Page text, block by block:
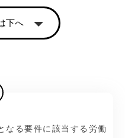
下へ
なる要件に該当する労働